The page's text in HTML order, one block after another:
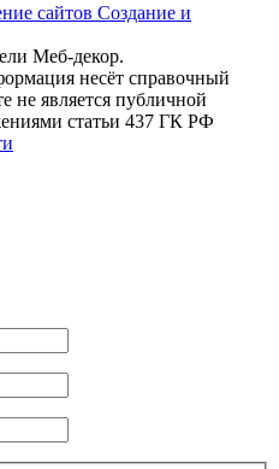
Создание и
Меб-декор.
несёт справочный
не является публичной
статьи 437 ГК РФ